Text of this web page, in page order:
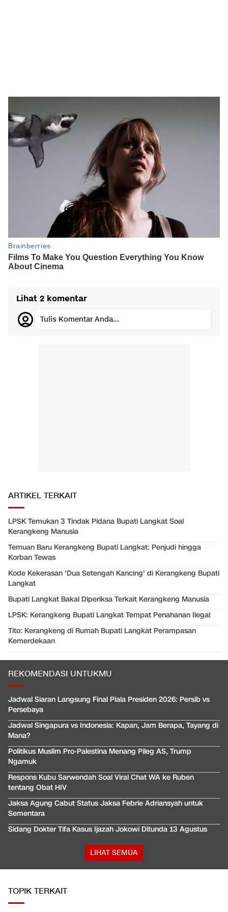
Lihat 2 komentar
Tulis Komentar Anda...
ARTIKEL TERKAIT
LPSK Temukan 3 Tindak Pidana Bupati Langkat Soal
Kerangkeng Manusia
Temuan Baru Kerangkeng Bupati Langkat: Penjudi hingga
Korban Tewas
Kode Kekerasan 'Dua Setengah Kancing' di Kerangkeng Bupati
Langkat
Bupati Langkat Bakal Diperiksa Terkait Kerangkeng Manusia
LPSK: Kerangkeng Bupati Langkat Tempat Penahanan Ilegal
Tito: Kerangkeng di Rumah Bupati Langkat Perampasan
Kemerdekaan
REKOMENDASI UNTUKMU
Jadwal Siaran Langsung Final Piala Presiden 2026: Persib vs
Persebaya
Jadwal Singapura vs Indonesia: Kapan, Jam Berapa, Tayang di
Mana?
Politikus Muslim Pro-Palestina Menang Pileg AS, Trump
Ngamuk
Respons Kubu Sarwendah Soal Viral Chat WA ke Ruben
tentang Obat HIV
Jaksa Agung Cabut Status Jaksa Febrie Adriansyah untuk
Sementara
Sidang Dokter Tifa Kasus Ijazah Jokowi Ditunda 13 Agustus
LIHAT SEMUA
TOPIK TERKAIT